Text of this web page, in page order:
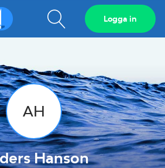
Visa
sökfält
Logga in
AH
Hanson